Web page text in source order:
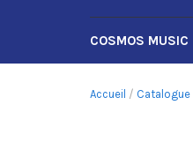
COSMOS MUSIC
Accueil / Catalogue